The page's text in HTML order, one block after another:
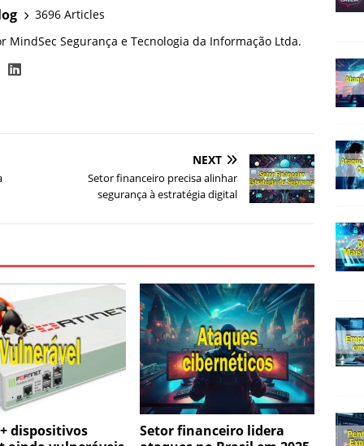
3696 Articles
MindSec Segurança e Tecnologia da Informação Ltda.
NEXT
Setor financeiro precisa alinhar
segurança à estratégia digital
dispositivos
Setor financeiro lidera